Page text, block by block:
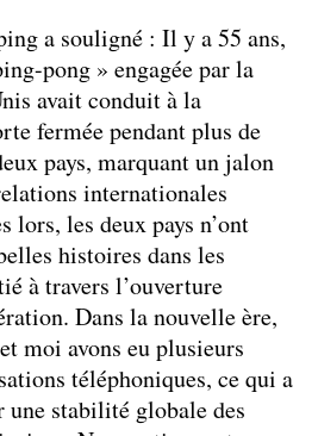
a souligné : Il y a 55 ans,
pong » engagée par la
avait conduit à la
fermée pendant plus de
pays, marquant un jalon
internationales
lors, les deux pays n’ont
histoires dans les
à travers l’ouverture
Dans la nouvelle ère,
moi avons eu plusieurs
téléphoniques, ce qui a
stabilité globale des